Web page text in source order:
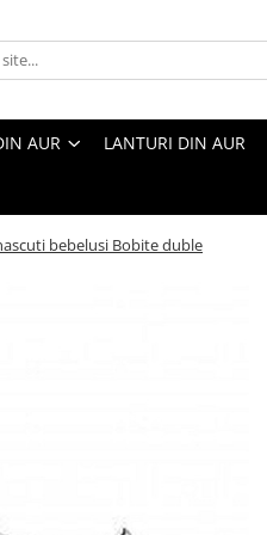
AUR LANTURI DIN AUR
bebelusi Bobite duble